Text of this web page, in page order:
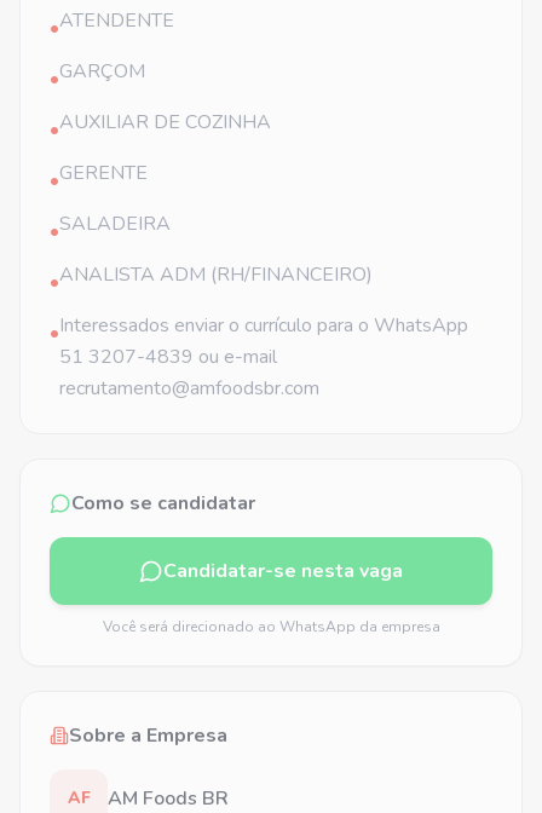
•ATENDENTE
•GARÇOM
•AUXILIAR DE COZINHA
•GERENTE
•SALADEIRA
•ANALISTA ADM (RH/FINANCEIRO)
•Interessados enviar o currículo para o WhatsApp
51 3207-4839 ou e-mail
recrutamento@amfoodsbr.com
Como se candidatar
Candidatar-se nesta vaga
Você será direcionado ao WhatsApp da empresa
Sobre a Empresa
AF AM Foods BR